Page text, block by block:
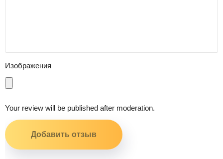
Изображения
Your review will be published after moderation.